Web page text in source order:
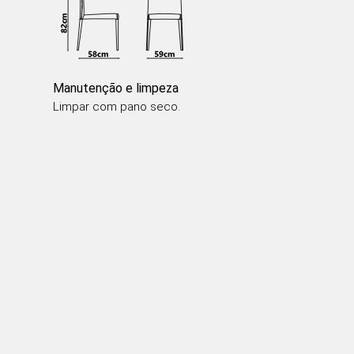
Manutenção e limpeza
Limpar com pano seco.